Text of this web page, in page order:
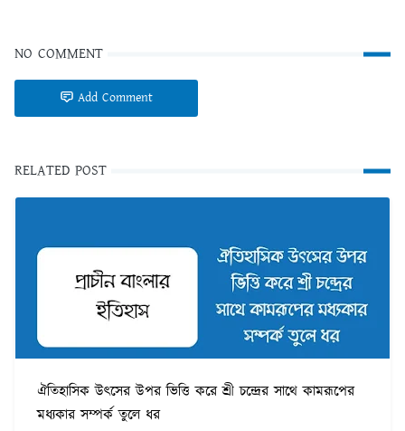
NO COMMENT
Add Comment
RELATED POST
ঐতিহাসিক উৎসের উপর ভিত্তি করে শ্রী চন্দ্রের সাথে কামরূপের
মধ্যকার সম্পর্ক তুলে ধর